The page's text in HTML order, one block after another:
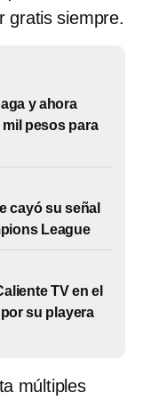
gratis siempre.
y ahora
pesos para
cayó su señal
League
TV en el
su playera
múltiples